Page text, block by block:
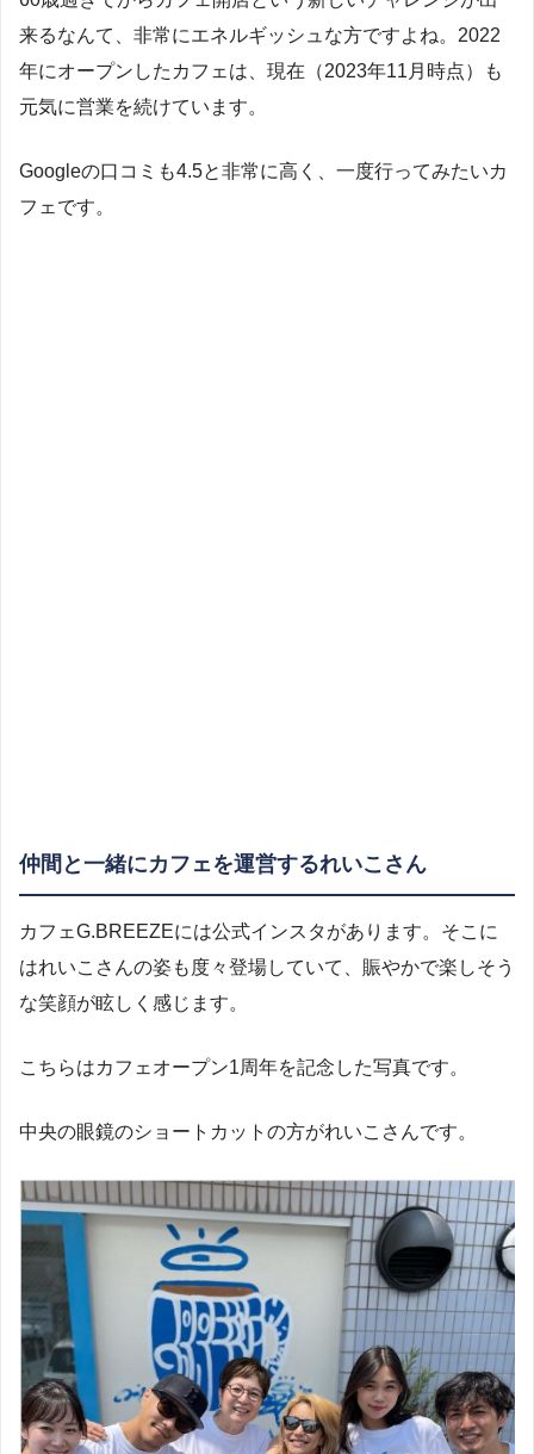
来るなんて、非常にエネルギッシュな方ですよね。2022
年にオープンしたカフェは、現在（2023年11月時点）も
元気に営業を続けています。
Googleの口コミも4.5と非常に高く、一度行ってみたいカ
フェです。
仲間と一緒にカフェを運営するれいこさん
カフェG.BREEZEには公式インスタがあります。そこに
はれいこさんの姿も度々登場していて、賑やかで楽しそう
な笑顔が眩しく感じます。
こちらはカフェオープン1周年を記念した写真です。
中央の眼鏡のショートカットの方がれいこさんです。